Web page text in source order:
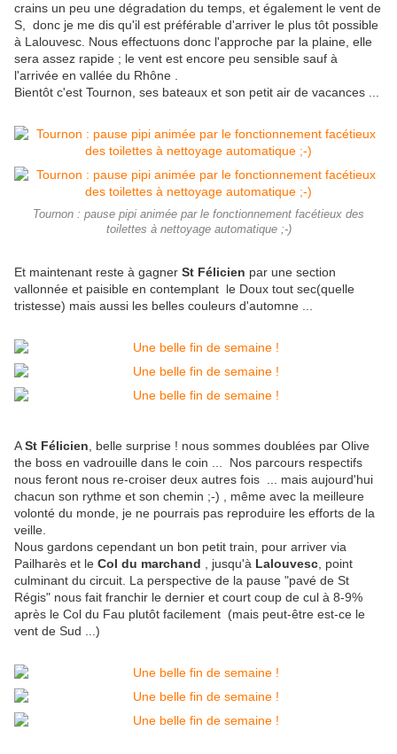
crains un peu une dégradation du temps, et également le vent de
S, donc je me dis qu'il est préférable d'arriver le plus tôt possible
à Lalouvesc. Nous effectuons donc l'approche par la plaine, elle
sera assez rapide ; le vent est encore peu sensible sauf à
l'arrivée en vallée du Rhône .
Bientôt c'est Tournon, ses bateaux et son petit air de vacances ...
Tournon : pause pipi animée par le fonctionnement facétieux des
toilettes à nettoyage automatique ;-)
Et maintenant reste à gagner St Félicien par une section
vallonnée et paisible en contemplant le Doux tout sec(quelle
tristesse) mais aussi les belles couleurs d'automne ...
ASt Félicien , belle surprise ! nous sommes doublées par Olive
the boss en vadrouille dans le coin ... Nos parcours respectifs
nous feront nous re-croiser deux autres fois ... mais aujourd'hui
chacun son rythme et son chemin ;-) , même avec la meilleure
volonté du monde, je ne pourrais pas reproduire les efforts de la
veille.
Nous gardons cependant un bon petit train, pour arriver via
Pailharès et le Col du marchand , jusqu'à Lalouvesc , point
culminant du circuit. La perspective de la pause "pavé de St
Régis" nous fait franchir le dernier et court coup de cul à 8-9%
après le Col du Fau plutôt facilement (mais peut-être est-ce le
vent de Sud ...)